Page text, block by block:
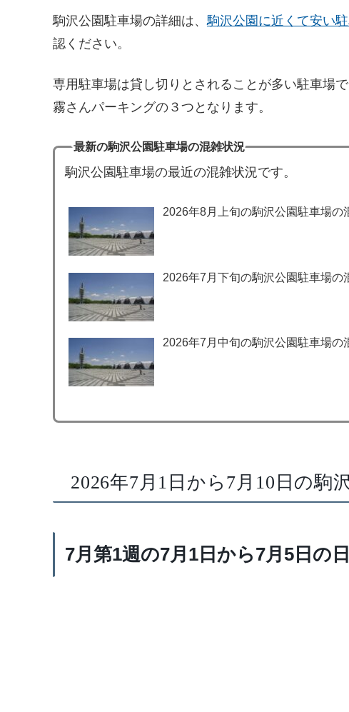
駒沢公園駐車場の詳細は、 駒沢公園に近くて安い
認ください。
専用駐車場は貸し切りとされることが多い駐車場
霧さんパーキングの３つとなります。
最新の駒沢公園駐車場の混雑状況
駒沢公園駐車場の最近の混雑状況です。
2026年8月上旬の駒沢公園駐車場の
2026年7月下旬の駒沢公園駐車場の
2026年7月中旬の駒沢公園駐車場の
2026年7月1日から7月10日の駒
7月第1週の7月1日から7月5日の